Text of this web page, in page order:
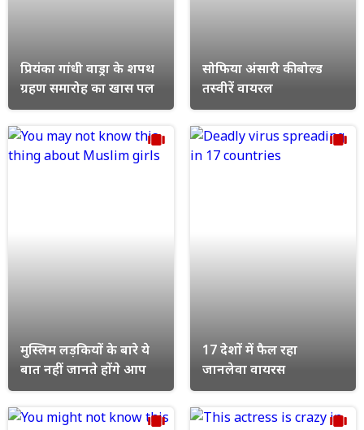
प्रियंका गांधी वाड्रा के शपथ
ग्रहण समारोह का खास पल
सोफिया अंसारी की बोल्ड
तस्वीरें वायरल
मुस्लिम लड़कियों के बारे ये
बात नहीं जानते होंगे आप
17 देशों में फैल रहा
जानलेवा वायरस